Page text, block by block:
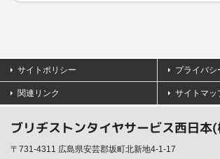
サイトポリシー プライバシ
関連リンク サイトマッ
ブリヂストンタイヤサービス西日本
〒731-4311 広島県安芸郡坂町北新地4-1-17